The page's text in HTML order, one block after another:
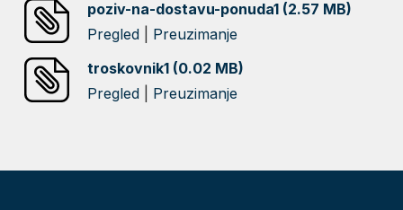
poziv-na-dostavu-ponuda1 (2.57 MB)
Pregled
Preuzimanje
troskovnik1 (0.02 MB)
Pregled
Preuzimanje